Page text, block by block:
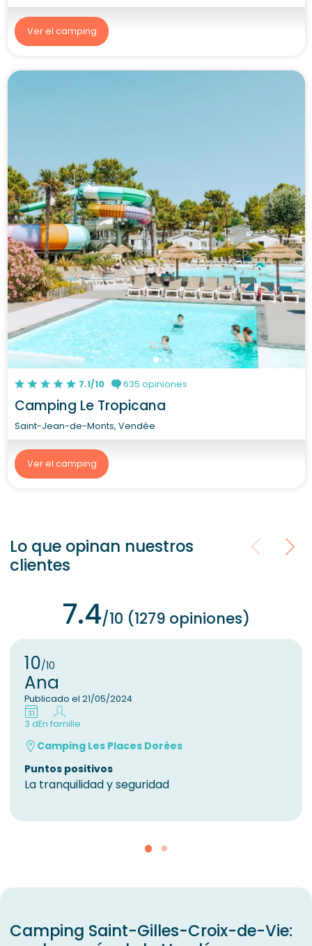
Ver el camping
7.1/10 635 opiniones
Camping Le Tropicana
Saint-Jean-de-Monts, Vendée
Ver el camping
Lo que opinan nuestros
clientes
7.4/10 (1279 opiniones)
10/10
Ana
Publicado el 21/05/2024
3 dEn famille
Camping Les Places Dorées
Puntos positivos
La tranquilidad y seguridad
Camping Saint-Gilles-Croix-de-Vie: